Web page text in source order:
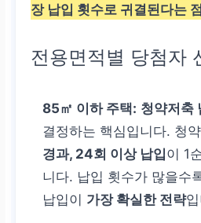
장 납입 횟수로 귀결된다는
전용면적별 당첨자
85㎡ 이하 주택: 청약저축
결정하는 핵심입니다. 청
경과, 24회 이상 납입이 1
니다. 납입 횟수가 많을수
납입이 가장 확실한 전략